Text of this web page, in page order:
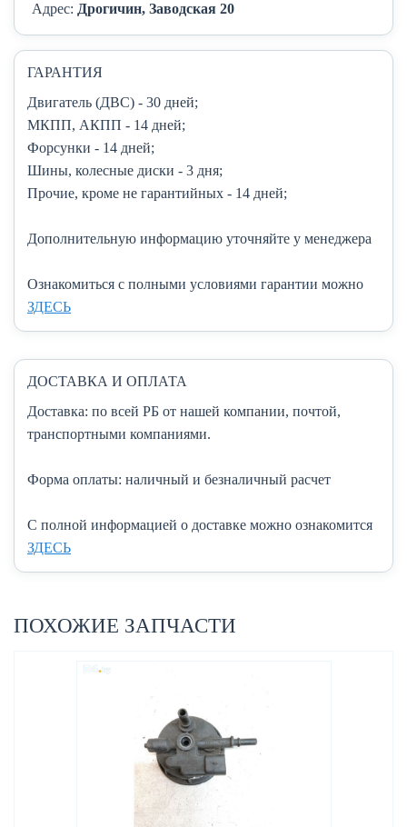
Адрес: Дрогичин, Заводская 20
ГАРАНТИЯ
Двигатель (ДВС) - 30 дней;
МКПП, АКПП - 14 дней;
Форсунки - 14 дней;
Шины, колесные диски - 3 дня;
Прочие, кроме не гарантийных - 14 дней;
Дополнительную информацию уточняйте у менеджера
Ознакомиться с полными условиями гарантии можно
ЗДЕСЬ
ДОСТАВКА И ОПЛАТА
Доставка: по всей РБ от нашей компании, почтой,
транспортными компаниями.
Форма оплаты: наличный и безналичный расчет
C полной информацией о доставке можно ознакомится
ЗДЕСЬ
ПОХОЖИЕ ЗАПЧАСТИ